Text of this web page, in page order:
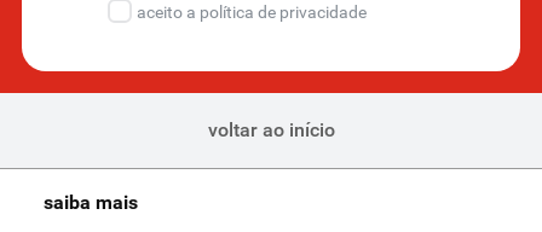
aceito a política de privacidade
voltar ao início
saiba mais